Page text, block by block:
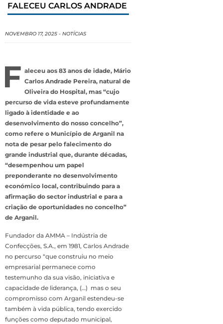
FALECEU CARLOS ANDRADE
NOVEMBRO 17, 2025 - NOTÍCIAS
F aleceu aos 83 anos de idade, Mário
Carlos Andrade Pereira, natural de
Oliveira do Hospital, mas “cujo
percurso de vida esteve profundamente
ligado à identidade e ao
desenvolvimento do nosso concelho”,
como refere o Município de Arganil na
nota de pesar pelo falecimento do
grande industrial que, durante décadas,
“desempenhou um papel
preponderante no desenvolvimento
económico local, contribuindo para a
afirmação do sector industrial e para a
criação de oportunidades no concelho”
de Arganil.
Fundador da AMMA – Indústria de
Confecções, S.A., em 1981, Carlos Andrade
no percurso “que construiu no meio
empresarial permanece como
testemunho da sua visão, iniciativa e
capacidade de liderança, (…) mas o seu
compromisso com Arganil estendeu-se
também à vida pública, tendo exercido
funções como deputado municipal,